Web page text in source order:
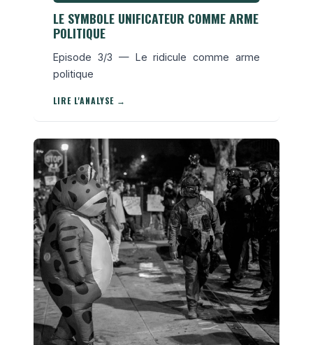
LE SYMBOLE UNIFICATEUR COMME ARME
POLITIQUE
Episode 3/3 — Le ridicule comme arme
politique
LIRE L'ANALYSE →